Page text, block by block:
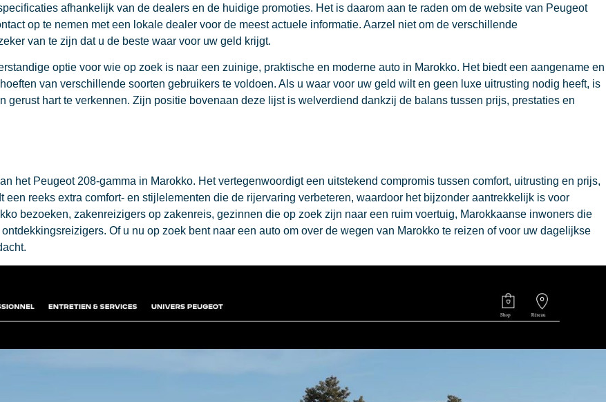
afhankelijk van de dealers en de huidige promoties. Het is daarom aan te raden om de website van Peugeot
op te nemen met een lokale dealer voor de meest actuele informatie. Aarzel niet om de verschillende
van te zijn dat u de beste waar voor uw geld krijgt.
optie voor wie op zoek is naar een zuinige, praktische en moderne auto in Marokko. Het biedt een aangename en
van verschillende soorten gebruikers te voldoen. Als u waar voor uw geld wilt en geen luxe uitrusting nodig heeft, is
gerust hart te verkennen. Zijn positie bovenaan deze lijst is welverdiend dankzij de balans tussen prijs, prestaties en
het Peugeot 208-gamma in Marokko. Het vertegenwoordigt een uitstekend compromis tussen comfort, uitrusting en prijs,
reeks extra comfort- en stijlelementen die de rijervaring verbeteren, waardoor het bijzonder aantrekkelijk is voor
bezoeken, zakenreizigers op zakenreis, gezinnen die op zoek zijn naar een ruim voertuig, Marokkaanse inwoners die
Of u nu op zoek bent naar een auto om over de wegen van Marokko te reizen of voor uw dagelijkse